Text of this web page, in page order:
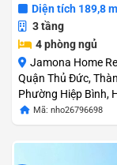
Diện tích 189,8
3 tầng
4 phòng ngủ
Jamona Home
Quận Thủ Đức,
Phường Hiệp Bình,
Mã: nho26796698